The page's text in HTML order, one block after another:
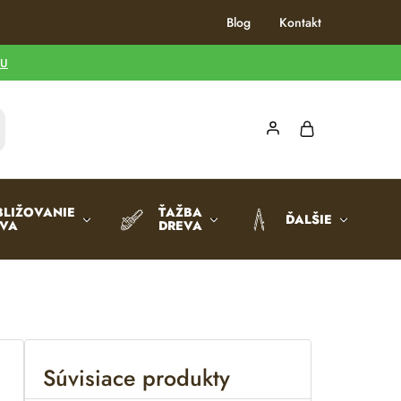
Blog Kontakt
ŤAŽBA
DREVA ĎALŠIE
Súvisiace produkty